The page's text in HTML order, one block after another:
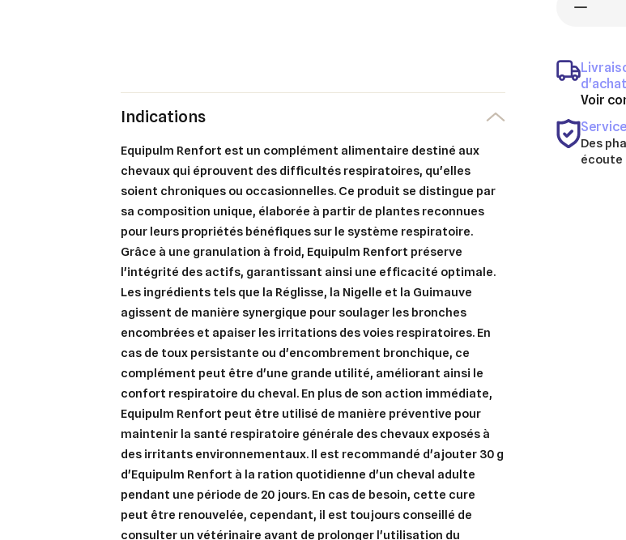
-
Voir
Des
écoute
Indications
Equipulm Renfort est un complément alimentaire destiné aux
chevaux qui éprouvent des difficultés respiratoires, qu'elles
soient chroniques ou occasionnelles. Ce produit se distingue par
sa composition unique, élaborée à partir de plantes reconnues
pour leurs propriétés bénéfiques sur le système respiratoire.
Grâce à une granulation à froid, Equipulm Renfort préserve
l'intégrité des actifs, garantissant ainsi une efficacité optimale.
Les ingrédients tels que la Réglisse, la Nigelle et la Guimauve
agissent de manière synergique pour soulager les bronches
encombrées et apaiser les irritations des voies respiratoires. En
cas de toux persistante ou d'encombrement bronchique, ce
complément peut être d'une grande utilité, améliorant ainsi le
confort respiratoire du cheval. En plus de son action immédiate,
Equipulm Renfort peut être utilisé de manière préventive pour
maintenir la santé respiratoire générale des chevaux exposés à
des irritants environnementaux. Il est recommandé d'ajouter 30 g
d'Equipulm Renfort à la ration quotidienne d'un cheval adulte
pendant une période de 20 jours. En cas de besoin, cette cure
peut être renouvelée, cependant, il est toujours conseillé de
consulter un vétérinaire avant de prolonger l'utilisation du
Ajouter à ma liste d'envies
add_circle_outline Créer une nouvelle liste
Créer une liste d'envies
Nom de la liste d'envies
Annuler Créer une liste d'envies
Connexion
Vous devez être connecté pour ajouter des produits à
Annuler Connexion